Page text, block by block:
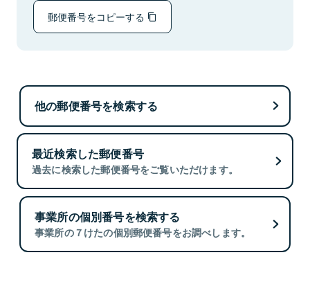
郵便番号をコピーする
他の郵便番号を検索する
最近検索した郵便番号
過去に検索した郵便番号をご覧いただけます。
事業所の個別番号を検索する
事業所の７けたの個別郵便番号をお調べします。